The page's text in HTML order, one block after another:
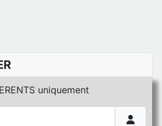
uniquement